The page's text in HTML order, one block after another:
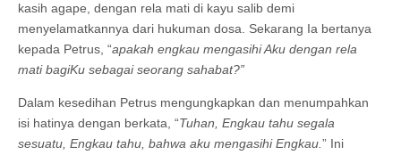
kasih agape, dengan rela mati di kayu salib demi
menyelamatkannya dari hukuman dosa. Sekarang Ia bertanya
kepada Petrus, “apakah engkau mengasihi Aku dengan rela
mati bagiKu sebagai seorang sahabat?”
Dalam kesedihan Petrus mengungkapkan dan menumpahkan
isi hatinya dengan berkata, “Tuhan, Engkau tahu segala
sesuatu, Engkau tahu, bahwa aku mengasihi Engkau. ” Ini